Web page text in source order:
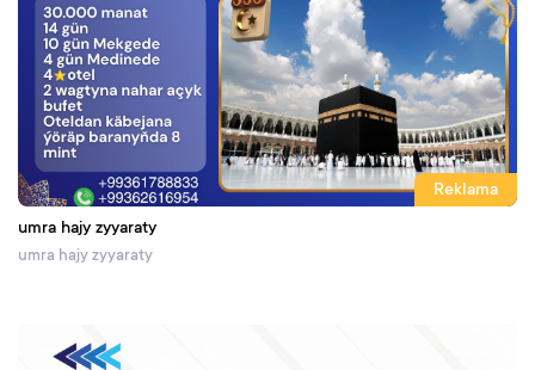
Reklama
umra hajy zyyaraty
umra hajy zyyaraty